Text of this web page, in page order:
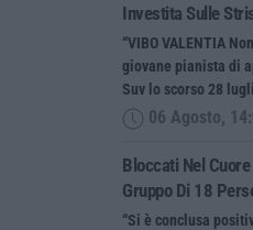
Investita Sulle
“VIBO VALENTIA
giovane pianista di
Suv lo scorso 28
06 Agosto,
Bloccati Nel
Gruppo Di 18
“Si è conclusa